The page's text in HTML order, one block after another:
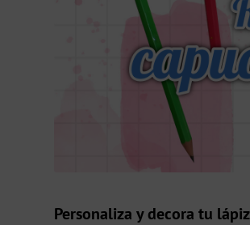
Personaliza y decora tu